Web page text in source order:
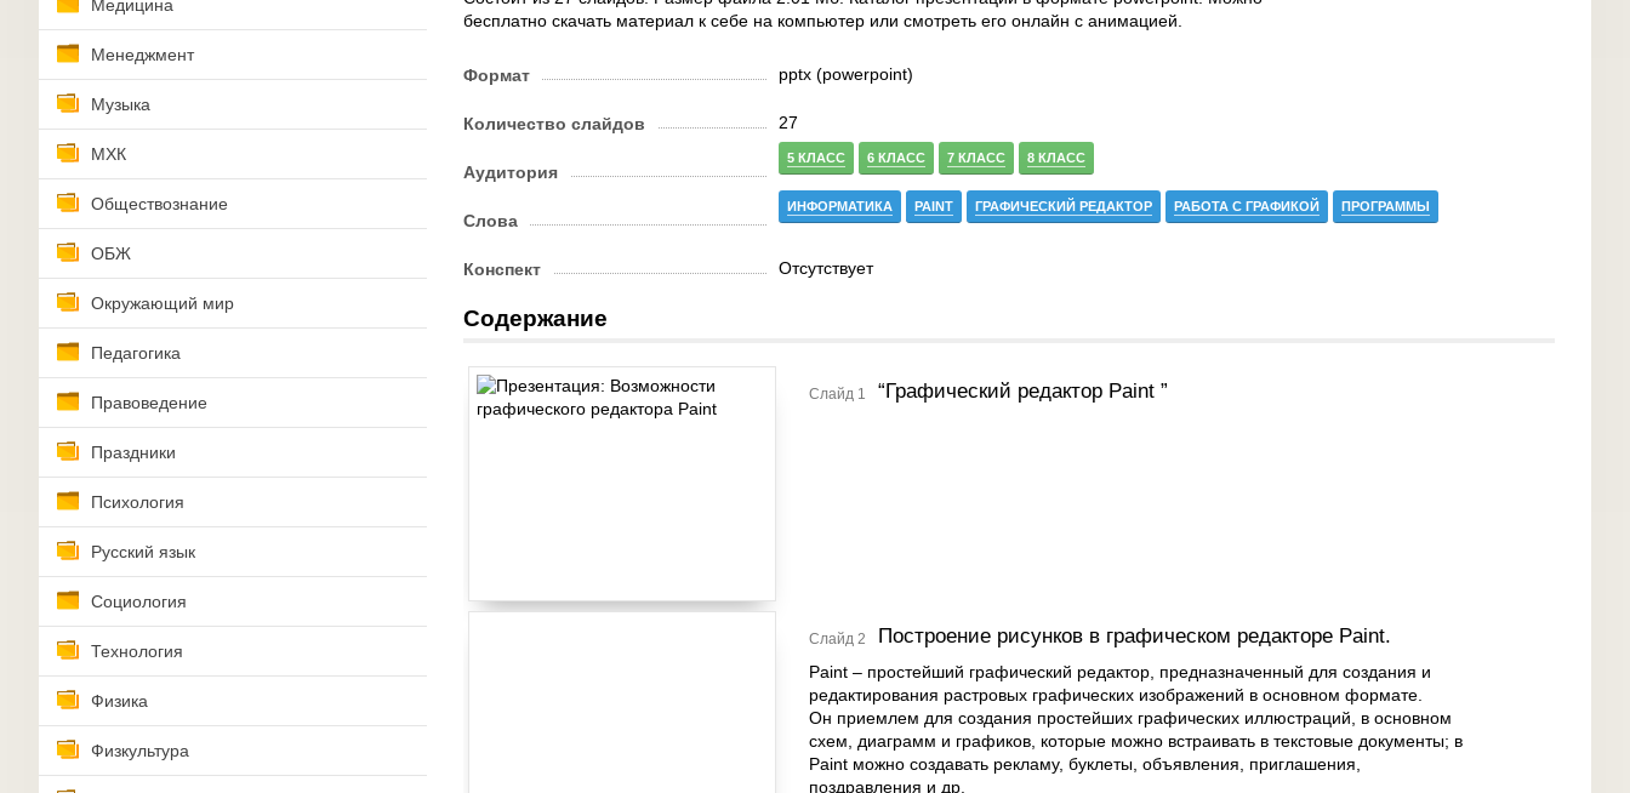
Медицина
Менеджмент
Музыка
МХК
Обществознание
ОБЖ
Окружающий мир
Педагогика
Правоведение
Праздники
Психология
Русский язык
Социология
Технология
Физика
Физкультура
бесплатно скачать материал к себе на компьютер или смотреть его онлайн с анимацией.
Формат pptx (powerpoint)
Количество слайдов 27
Аудитория
5 КЛАСС 6 КЛАСС 7 КЛАСС 8 КЛАСС
Слова
ИНФОРМАТИКА PAINT ГРАФИЧЕСКИЙ РЕДАКТОР РАБОТА С ГРАФИКОЙ ПРОГРАММЫ
Конспект Отсутствует
Содержание
Слайд 1 “Графический редактор Paint ”
Слайд 2 Построение рисунков в графическом редакторе Paint.
Paint – простейший графический редактор, предназначенный для создания и
редактирования растровых графических изображений в основном формате.
Он приемлем для создания простейших графических иллюстраций, в основном
схем, диаграмм и графиков, которые можно встраивать в текстовые документы; в
Paint можно создавать рекламу, буклеты, объявления, приглашения,
поздравления и др.